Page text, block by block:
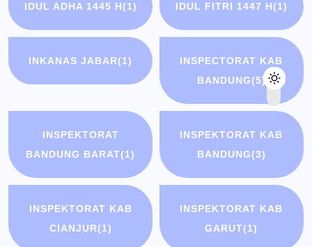
IDUL ADHA 1445 H(1) IDUL FITRI 1447 H(1)
INKANAS JABAR(1)
INSPECTORAT KAB
BANDUNG(5)
INSPEKTORAT
BANDUNG BARAT(1)
INSPEKTORAT KAB
BANDUNG(3)
INSPEKTORAT KAB
CIANJUR(1)
INSPEKTORAT KAB
GARUT(1)